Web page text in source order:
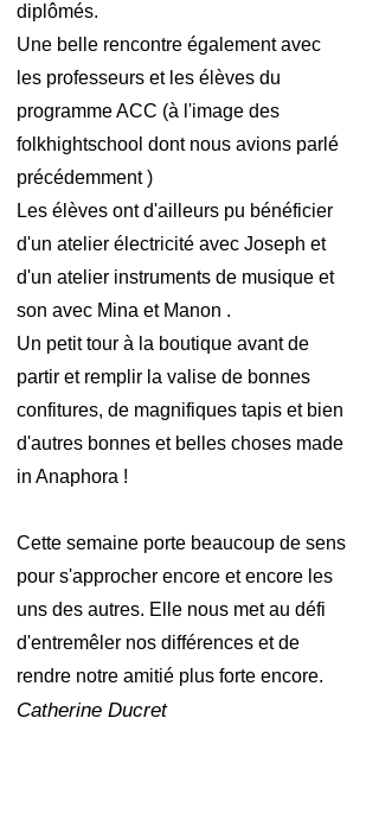
diplômés.
Une belle rencontre également avec
les professeurs et les élèves du
programme ACC (à l'image des
folkhightschool dont nous avions parlé
précédemment )
Les élèves ont d'ailleurs pu bénéficier
d'un atelier électricité avec Joseph et
d'un atelier instruments de musique et
son avec Mina et Manon .
Un petit tour à la boutique avant de
partir et remplir la valise de bonnes
confitures, de magnifiques tapis et bien
d'autres bonnes et belles choses made
in Anaphora !
Cette semaine porte beaucoup de sens
pour s'approcher encore et encore les
uns des autres. Elle nous met au défi
d'entremêler nos différences et de
rendre notre amitié plus forte encore.
Catherine Ducret